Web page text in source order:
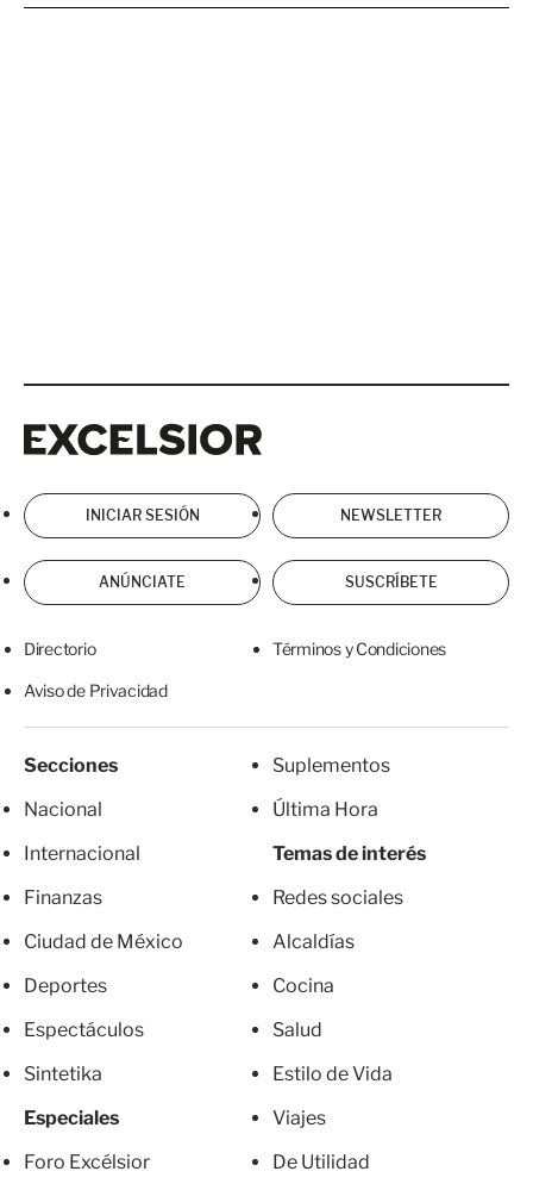
INICIAR SESIÓN NEWSLETTER
ANÚNCIATE SUSCRÍBETE
Directorio Términos y Condiciones
Aviso de Privacidad
Secciones
Nacional
Internacional
Finanzas
Ciudad de México
Deportes
Espectáculos
Sintetika
Especiales
Foro Excélsior
Suplementos
Última Hora
Temas de interés
Redes sociales
Alcaldías
Cocina
Salud
Estilo de Vida
Viajes
De Utilidad